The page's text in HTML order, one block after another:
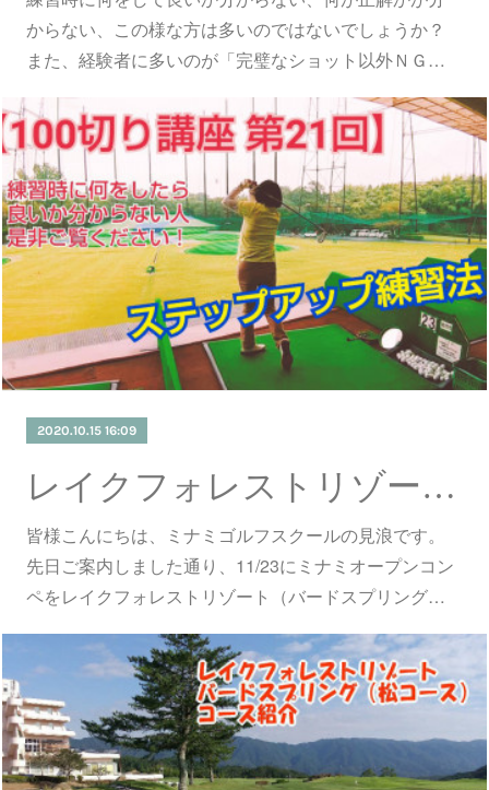
からない、この様な方は多いのではないでしょうか？
また、経験者に多いのが「完璧なショット以外ＮＧ…
2020.10.15 16:09
レイクフォレストリゾート（バード）松コース紹介
皆様こんにちは、ミナミゴルフスクールの見浪です。
先日ご案内しました通り、11/23にミナミオープンコン
ペをレイクフォレストリゾート（バードスプリング…